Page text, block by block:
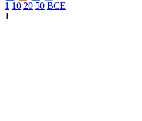
1 10 20 50 ВСЕ
1